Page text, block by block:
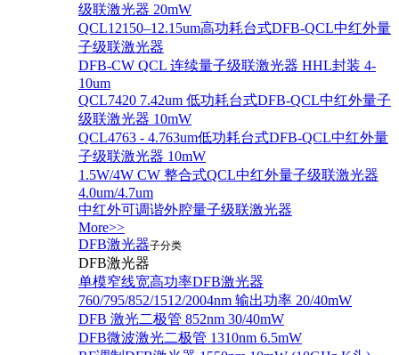
级联激光器 20mW
QCL12150–12.15um高功耗台式DFB-QCL中红外量
子级联激光器
DFB-CW QCL 连续量子级联激光器 HHL封装 4-
10um
QCL7420 7.42um 低功耗台式DFB-QCL中红外量子
级联激光器 10mW
QCL4763 - 4.763um低功耗台式DFB-QCL中红外量
子级联激光器 10mW
1.5W/4W CW 整合式QCL中红外量子级联激光器
4.0um/4.7um
中红外可调谐外腔量子级联激光器
More>>
DFB激光器子分类
DFB激光器
单模窄线宽高功率DFB激光器
760/795/852/1512/2004nm 输出功率 20/40mW
DFB 激光二极管 852nm 30/40mW
DFB微波激光二极管 1310nm 6.5mW